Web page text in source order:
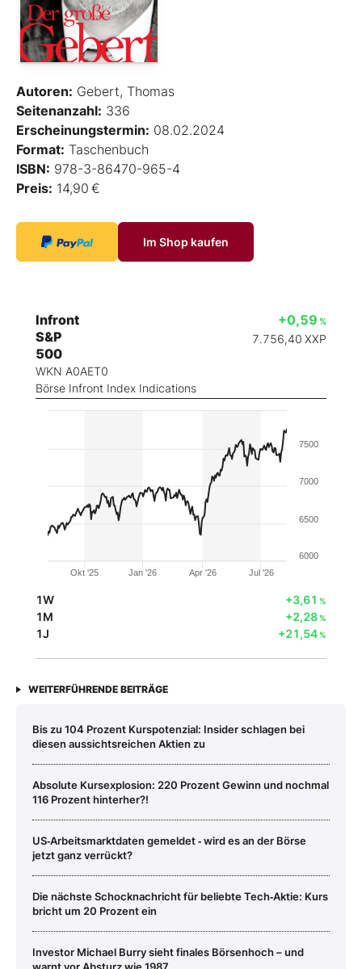
Autoren: Gebert, Thomas
Seitenanzahl: 336
Erscheinungstermin: 08.02.2024
Format: Taschenbuch
ISBN: 978-3-86470-965-4
Preis: 14,90 €
Im Shop kaufen
Infront
S&P
500
WKN A0AET0
Börse Infront Index Indications
+0,59 %
7.756,40 XXP
Okt '25 Jan '26 Apr '26 Jul '26
6000
6500
7000
7500
1W +3,61 %
1M +2,28%
1J +21,54%
WEITERFÜHRENDE BEITRÄGE
Bis zu 104 Prozent Kurspotenzial: Insider schlagen bei
diesen aussichtsreichen Aktien zu
Absolute Kursexplosion: 220 Prozent Gewinn und nochmal
116 Prozent hinterher?!
US‑Arbeitsmarktdaten gemeldet ‑ wird es an der Börse
jetzt ganz verrückt?
Die nächste Schocknachricht für beliebte Tech‑Aktie: Kurs
bricht um 20 Prozent ein
Investor Michael Burry sieht finales Börsenhoch – und
warnt vor Absturz wie 1987